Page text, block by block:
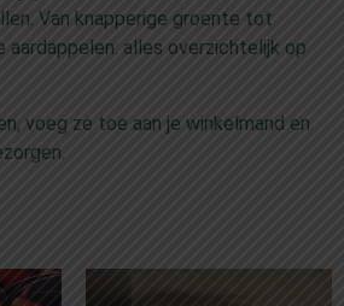
Van knapperige groente tot
alles overzichtelijk op
voeg ze toe aan je winkelmand en